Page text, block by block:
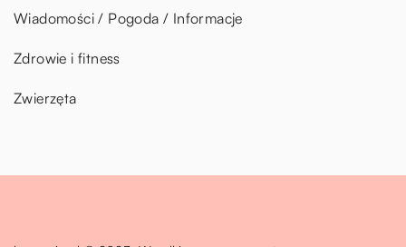
Wiadomości / Pogoda / Informacje
Zdrowie i fitness
Zwierzęta